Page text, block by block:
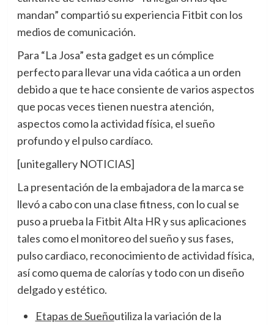
mandan” compartió su experiencia Fitbit con los
medios de comunicación.
Para “La Josa” esta gadget es un cómplice
perfecto para llevar una vida caótica a un orden
debido a que te hace consiente de varios aspectos
que pocas veces tienen nuestra atención,
aspectos como la actividad física, el sueño
profundo y el pulso cardíaco.
[unitegallery NOTICIAS]
La presentación de la embajadora de la marca se
llevó a cabo con una clase fitness, con lo cual se
puso a prueba la Fitbit Alta HR y sus aplicaciones
tales como el monitoreo del sueño y sus fases,
pulso cardiaco, reconocimiento de actividad física,
así como quema de calorías y todo con un diseño
delgado y estético.
Etapas de Sueñoutiliza la variación de la